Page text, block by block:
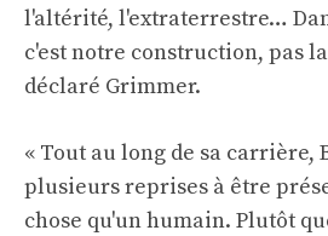
l'altérité, l'extraterrestre…
c'est notre construction, pas
déclaré Grimmer.
« Tout au long de sa carrière,
plusieurs reprises à être
chose qu'un humain. Plutôt